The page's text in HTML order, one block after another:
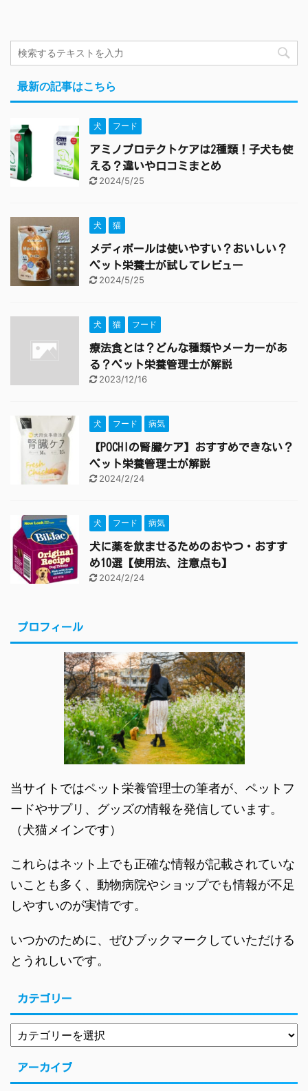
最新の記事はこちら
犬 フード
アミノプロテクトケアは2種類！子犬も使
える？違いや口コミまとめ
2024/5/25
犬 猫
メディボールは使いやすい？おいしい？
ペット栄養士が試してレビュー
2024/5/25
犬 猫 フード
療法食とは？どんな種類やメーカーがあ
る？ペット栄養管理士が解説
2023/12/16
犬 フード 病気
【POCHIの腎臓ケア】おすすめできない？
ペット栄養管理士が解説
2024/2/24
犬 フード 病気
犬に薬を飲ませるためのおやつ・おすす
め10選【使用法、注意点も】
2024/2/24
プロフィール
当サイトではペット栄養管理士の筆者が、ペットフ
ードやサプリ、グッズの情報を発信しています。
（犬猫メインです）
これらはネット上でも正確な情報が記載されていな
いことも多く、動物病院やショップでも情報が不足
しやすいのが実情です。
いつかのために、ぜひブックマークしていただける
とうれしいです。
カテゴリー
アーカイブ